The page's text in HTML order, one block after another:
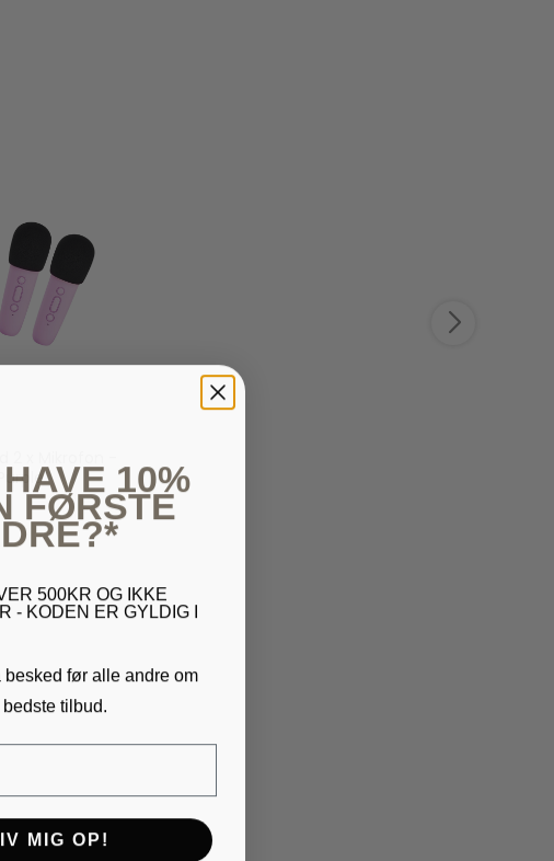
10%
FØRSTE
500KR OG IKKE
- KODEN ER GYLDIG I
besked før alle andre om
tilbud.
MIG OP!